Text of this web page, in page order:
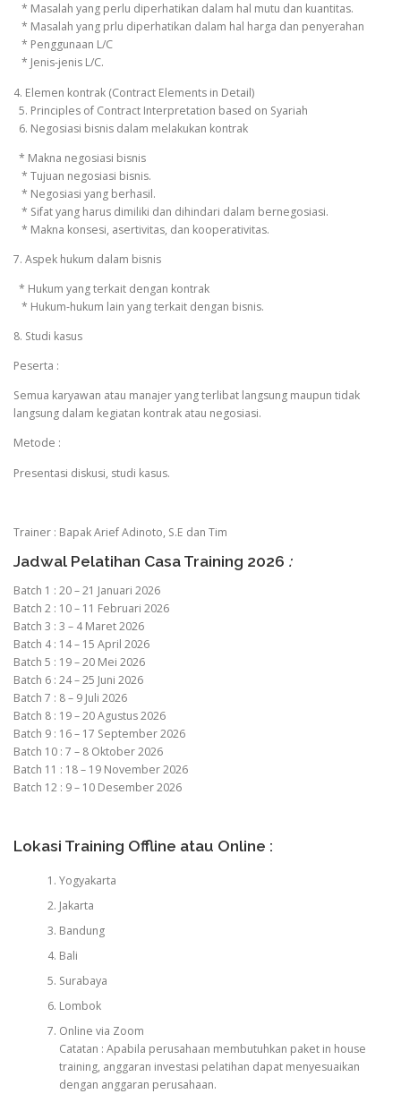
* Masalah yang perlu diperhatikan dalam hal mutu dan kuantitas.
* Masalah yang prlu diperhatikan dalam hal harga dan penyerahan
* Penggunaan L/C
* Jenis-jenis L/C.
4. Elemen kontrak (Contract Elements in Detail)
5. Principles of Contract Interpretation based on Syariah
6. Negosiasi bisnis dalam melakukan kontrak
* Makna negosiasi bisnis
* Tujuan negosiasi bisnis.
* Negosiasi yang berhasil.
* Sifat yang harus dimiliki dan dihindari dalam bernegosiasi.
* Makna konsesi, asertivitas, dan kooperativitas.
7. Aspek hukum dalam bisnis
* Hukum yang terkait dengan kontrak
* Hukum-hukum lain yang terkait dengan bisnis.
8. Studi kasus
Peserta :
Semua karyawan atau manajer yang terlibat langsung maupun tidak
langsung dalam kegiatan kontrak atau negosiasi.
Metode :
Presentasi diskusi, studi kasus.
Trainer : Bapak Arief Adinoto, S.E dan Tim
Jadwal Pelatihan Casa Training 2026 :
Batch 1 : 20 – 21 Januari 2026
Batch 2 : 10 – 11 Februari 2026
Batch 3 : 3 – 4 Maret 2026
Batch 4 : 14 – 15 April 2026
Batch 5 : 19 – 20 Mei 2026
Batch 6 : 24 – 25 Juni 2026
Batch 7 : 8 – 9 Juli 2026
Batch 8 : 19 – 20 Agustus 2026
Batch 9 : 16 – 17 September 2026
Batch 10 : 7 – 8 Oktober 2026
Batch 11 : 18 – 19 November 2026
Batch 12 : 9 – 10 Desember 2026
Lokasi Training Offline atau Online :
Yogyakarta
Jakarta
Bandung
Bali
Surabaya
Lombok
Online via Zoom
Catatan : Apabila perusahaan membutuhkan paket in house
training, anggaran investasi pelatihan dapat menyesuaikan
dengan anggaran perusahaan.